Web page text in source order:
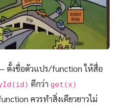
ตั้งชื่อตัวแปร/function ให้สื่อ
ดีกว่า get(x)
ควรทำสิ่งเดียวยาวไม่